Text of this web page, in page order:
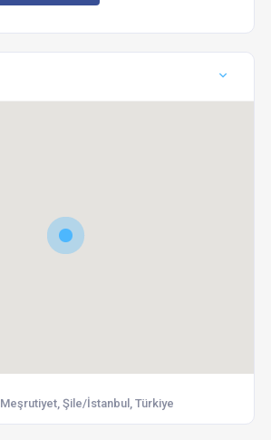
Meşrutiyet, Şile/İstanbul, Türkiye